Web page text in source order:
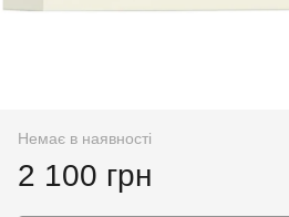
Немає в наявності
2 100 грн